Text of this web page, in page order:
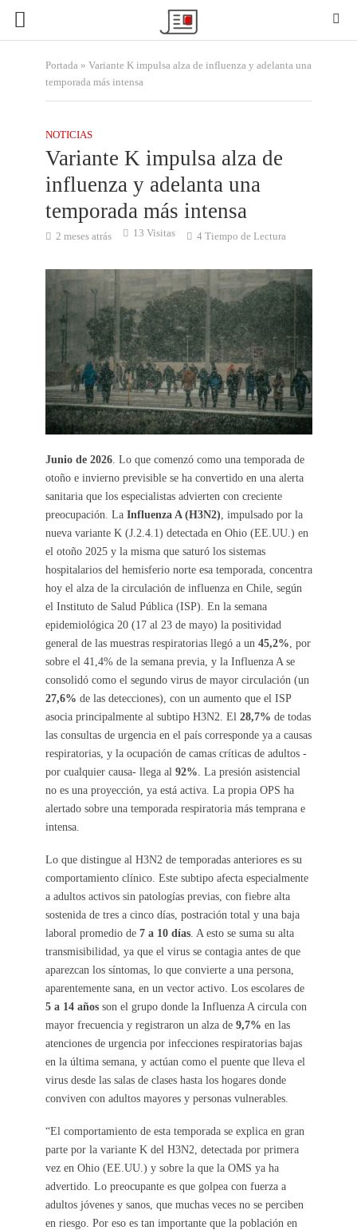
Portada» Variante K impulsa alza de influenza y adelanta una
temporada más intensa
NOTICIAS
Variante K impulsa alza de
influenza y adelanta una
temporada más intensa
2 meses atrás 13 Visitas 4 Tiempo de Lectura
Junio de 2026. Lo que comenzó como una temporada de
otoño e invierno previsible se ha convertido en una alerta
sanitaria que los especialistas advierten con creciente
preocupación. La Influenza A (H3N2) , impulsado por la
nueva variante K (J.2.4.1) detectada en Ohio (EE.UU.) en
el otoño 2025 y la misma que saturó los sistemas
hospitalarios del hemisferio norte esa temporada, concentra
hoy el alza de la circulación de influenza en Chile, según
el Instituto de Salud Pública (ISP). En la semana
epidemiológica 20 (17 al 23 de mayo) la positividad
general de las muestras respiratorias llegó a un 45,2% , por
sobre el 41,4% de la semana previa, y la Influenza A se
consolidó como el segundo virus de mayor circulación (un
27,6% de las detecciones), con un aumento que el ISP
asocia principalmente al subtipo H3N2. El 28,7% de todas
las consultas de urgencia en el país corresponde ya a causas
respiratorias, y la ocupación de camas críticas de adultos -
por cualquier causa- llega al 92% . La presión asistencial
no es una proyección, ya está activa. La propia OPS ha
alertado sobre una temporada respiratoria más temprana e
intensa.
Lo que distingue al H3N2 de temporadas anteriores es su
comportamiento clínico. Este subtipo afecta especialmente
a adultos activos sin patologías previas, con fiebre alta
sostenida de tres a cinco días, postración total y una baja
laboral promedio de 7 a 10 días. A esto se suma su alta
transmisibilidad, ya que el virus se contagia antes de que
aparezcan los síntomas, lo que convierte a una persona,
aparentemente sana, en un vector activo. Los escolares de
5 a 14 añosson el grupo donde la Influenza A circula con
mayor frecuencia y registraron un alza de 9,7% en las
atenciones de urgencia por infecciones respiratorias bajas
en la última semana, y actúan como el puente que lleva el
virus desde las salas de clases hasta los hogares donde
conviven con adultos mayores y personas vulnerables.
“El comportamiento de esta temporada se explica en gran
parte por la variante K del H3N2, detectada por primera
vez en Ohio (EE.UU.) y sobre la que la OMS ya ha
advertido. Lo preocupante es que golpea con fuerza a
adultos jóvenes y sanos, que muchas veces no se perciben
en riesgo. Por eso es tan importante que la población en